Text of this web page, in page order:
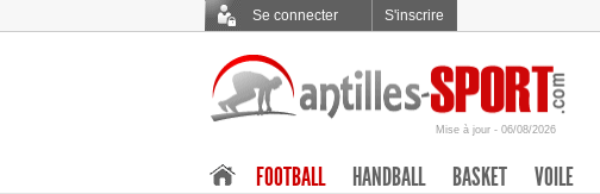
Se connecter S'inscrire
Mise à jour - 06/08/2026
FOOTBALL HANDBALL BASKET VOILE